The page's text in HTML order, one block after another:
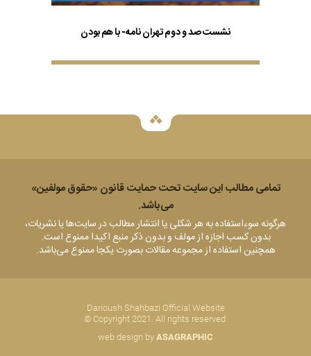
نشست صد و دوم تهران نامه- با هم بودن
تمامی مطالب این سایت تحت حمایت قانون «حقوق مولفين»
می‌باشد.
هرگونه سوء‌استفاده به هر شکلی يا انتشار مطالب در سایت‌ها یا نشریات،
بدون کسب اجازه از مولف و بدون ذکر منبع اکيدا ممنوع است.
همچنین استفاده از مجموعه مقالات بصورت یکجا ممنوع می‌باشد.
Darioush Shahbazi Official Website
© Copyright 2021. All rights reserved.
web design by ASAGRAPHIC